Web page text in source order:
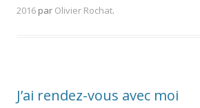
2016 par Olivier Rochat.
J’ai rendez-vous avec moi